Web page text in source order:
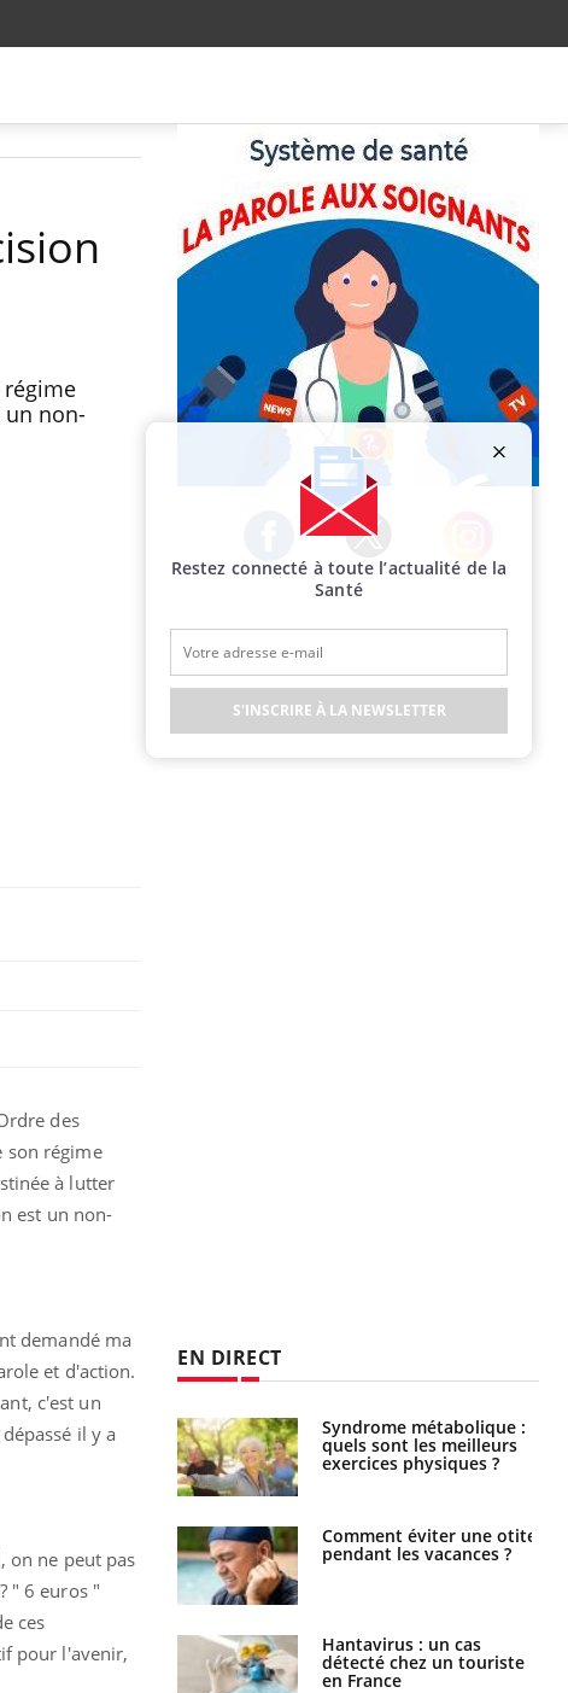
non-
des
son régime
à lutter
est un non-
demandé ma
et d'action.
c'est un
il y a
on ne peut pas
" 6 euros "
ces
pour l'avenir,
Facebook Twitter Instagram
EN DIRECT
du sommeil
votre cerveau !
ou simplement
?
jeunes enfants :
trousse à
Syndrome métabolique :
quels sont les meilleurs
exercices physiques ?
Comment éviter une otite
pendant les vacances ?
Hantavirus : un cas
détecté chez un touriste
en France
Restez connecté à toute l’actualité de la
Santé
S'INSCRIRE À LA NEWSLETTER